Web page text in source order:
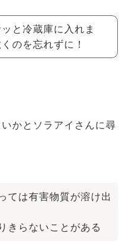
と冷蔵庫に入れま
のを忘れずに！
かとソラアイさんに尋
ては有害物質が溶け出
きらないことがある